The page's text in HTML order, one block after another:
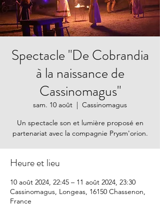
Spectacle "De Cobrandia
à la naissance de
Cassinomagus"
sam. 10 août
  |
Cassinomagus
Un spectacle son et lumière proposé en
partenariat avec la compagnie Prysm'orion.
Heure et lieu
10 août 2024, 22:45 – 11 août 2024, 23:30
Cassinomagus, Longeas, 16150 Chassenon,
France